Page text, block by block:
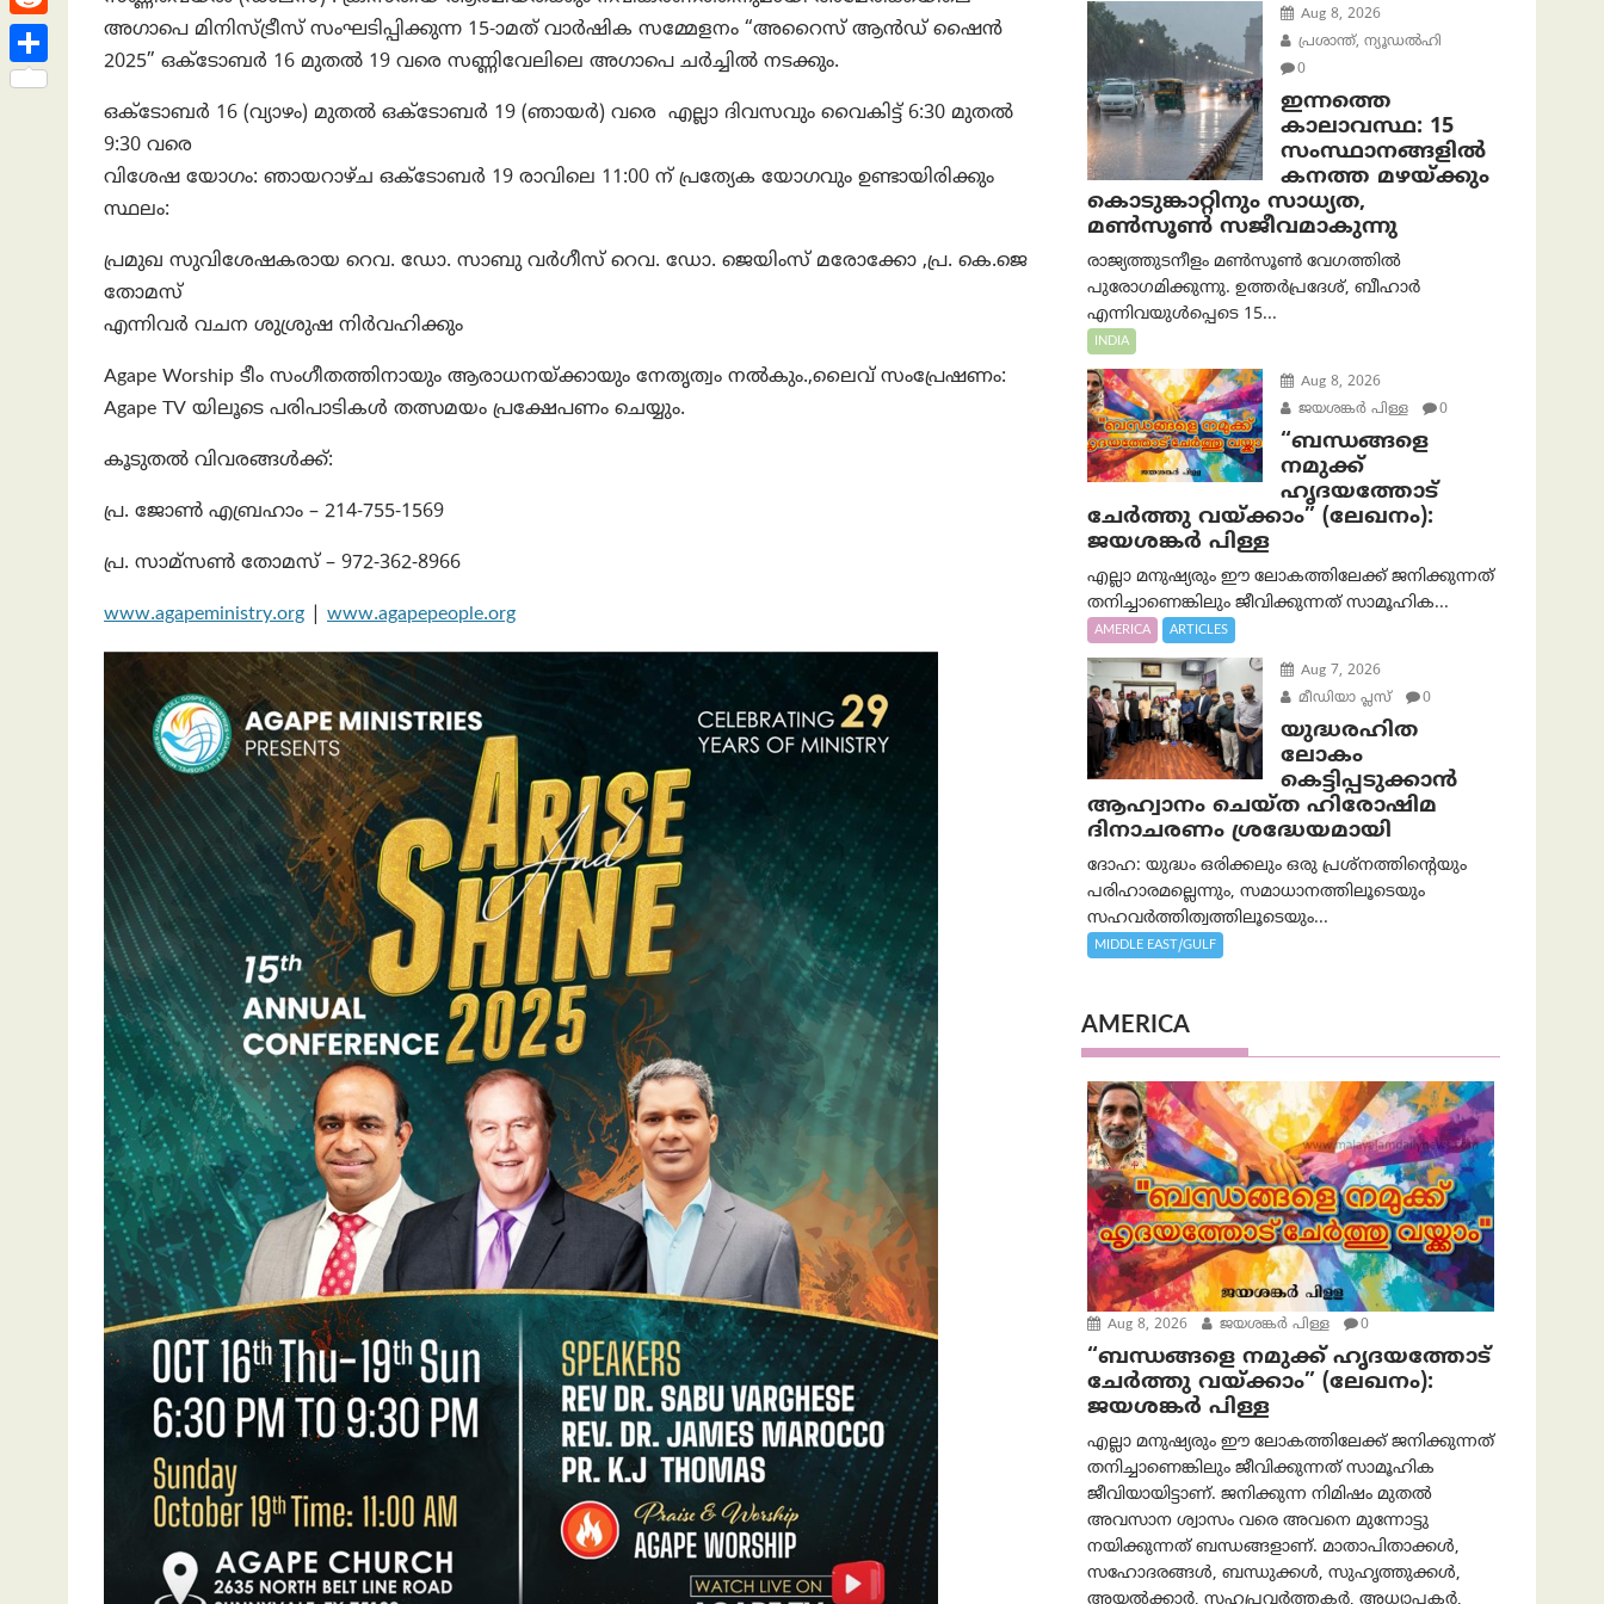
അഗാപെ മിനിസ്ട്രീസ് സംഘടിപ്പിക്കുന്ന 15-ാമത് വാർഷിക സമ്മേളനം “അറൈസ് ആൻഡ് ഷൈൻ
2025” ഒക്ടോബർ 16 മുതൽ 19 വരെ സണ്ണിവേലിലെ അഗാപെ ചർച്ചിൽ നടക്കും.
ഒക്ടോബർ 16 (വ്യാഴം) മുതൽ ഒക്ടോബർ 19 (ഞായർ) വരെ എല്ലാ ദിവസവും വൈകിട്ട് 6:30 മുതൽ
9:30 വരെ
വിശേഷ യോഗം: ഞായറാഴ്ച ഒക്ടോബർ 19 രാവിലെ 11:00 ന് പ്രത്യേക യോഗവും ഉണ്ടായിരിക്കും
സ്ഥലം:
പ്രമുഖ സുവിശേഷകരായ റെവ. ഡോ. സാബു വർഗീസ് റെവ. ഡോ. ജെയിംസ് മരോക്കോ ,പ്ര. കെ.ജെ
തോമസ്
എന്നിവർ വചന ശുശ്രുഷ നിർവഹിക്കും
Agape Worship ടീം സംഗീതത്തിനായും ആരാധനയ്ക്കായും നേതൃത്വം നൽകും.,ലൈവ് സംപ്രേഷണം:
Agape TV യിലൂടെ പരിപാടികൾ തത്സമയം പ്രക്ഷേപണം ചെയ്യും.
കൂടുതൽ വിവരങ്ങൾക്ക്:
പ്ര. ജോൺ എബ്രഹാം – 214-755-1569
പ്ര. സാമ്സൺ തോമസ് – 972-362-8966
www.agapeministry.org www.agapepeople.org
Aug 8, 2026
പ്രശാന്ത്, ന്യൂഡല്‍ഹി
0
ഇന്നത്തെ
കാലാവസ്ഥ: 15
സംസ്ഥാനങ്ങളിൽ
കനത്ത മഴയ്ക്കും
കൊടുങ്കാറ്റിനും സാധ്യത,
മൺസൂൺ സജീവമാകുന്നു
രാജ്യത്തുടനീളം മൺസൂൺ വേഗത്തിൽ
പുരോഗമിക്കുന്നു. ഉത്തർപ്രദേശ്, ബീഹാർ
എന്നിവയുൾപ്പെടെ 15...
INDIA
Aug 8, 2026
ജയശങ്കര്‍ പിള്ള
0
“ബന്ധങ്ങളെ
നമുക്ക്
ഹൃദയത്തോട്
ചേർത്തു വയ്ക്കാം” (ലേഖനം):
ജയശങ്കര്‍ പിള്ള
എല്ലാ മനുഷ്യരും ഈ ലോകത്തിലേക്ക് ജനിക്കുന്നത്
തനിച്ചാണെങ്കിലും ജീവിക്കുന്നത് സാമൂഹിക...
AMERICA ARTICLES
Aug 7, 2026
മീഡിയാ പ്ലസ്
0
യുദ്ധരഹിത
ലോകം
കെട്ടിപ്പടുക്കാന്‍
ആഹ്വാനം ചെയ്ത ഹിരോഷിമ
ദിനാചരണം ശ്രദ്ധേയമായി
ദോഹ: യുദ്ധം ഒരിക്കലും ഒരു പ്രശ്‌നത്തിന്റെയും
പരിഹാരമല്ലെന്നും, സമാധാനത്തിലൂടെയും
സഹവര്‍ത്തിത്വത്തിലൂടെയും...
MIDDLE EAST/GULF
AMERICA
Aug 8, 2026 ജയശങ്കര്‍ പിള്ള 0
“ബന്ധങ്ങളെ നമുക്ക് ഹൃദയത്തോട്
ചേർത്തു വയ്ക്കാം” (ലേഖനം):
ജയശങ്കര്‍ പിള്ള
എല്ലാ മനുഷ്യരും ഈ ലോകത്തിലേക്ക് ജനിക്കുന്നത്
തനിച്ചാണെങ്കിലും ജീവിക്കുന്നത് സാമൂഹിക
ജീവിയായിട്ടാണ്. ജനിക്കുന്ന നിമിഷം മുതൽ
അവസാന ശ്വാസം വരെ അവനെ മുന്നോട്ടു
നയിക്കുന്നത് ബന്ധങ്ങളാണ്. മാതാപിതാക്കൾ,
സഹോദരങ്ങൾ, ബന്ധുക്കൾ, സുഹൃത്തുക്കൾ,
അയൽക്കാർ, സഹപ്രവർത്തകർ, അധ്യാപകർ,
s
e
t
n
k
e
h
a
R
e
S